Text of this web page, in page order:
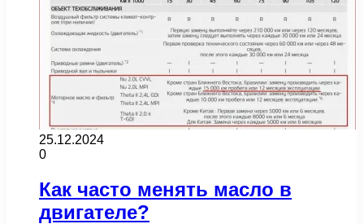
25.12.2024
0
Как часто менять масло в
двигателе?